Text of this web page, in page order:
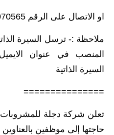
او الاتصال على الرقم 07835070565
ملاحظة :- ترسل السيرة
المنصب في عنوان
السيرة الذاتية
===============
حاجتها إلى موظفين بالعناوين